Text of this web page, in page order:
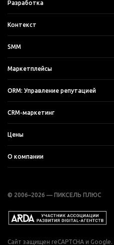
Разработка
Контекст
SMM
Маркетплейсы
ORM: Управление репутацией
CRM-маркетинг
Цены
О компании
© 2006–2026 — ПИКСЕЛЬ ПЛЮС
Сайт защищен reCAPTCHA и Google.